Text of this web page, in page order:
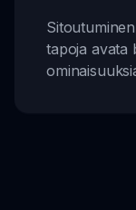
tapoja avata